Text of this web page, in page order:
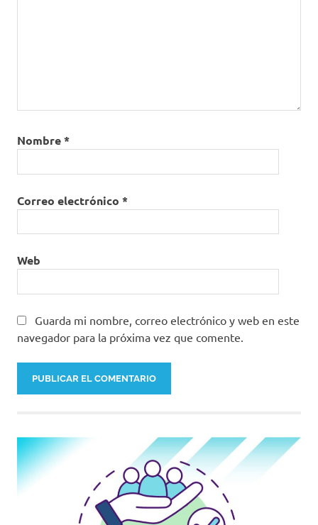
Diario
Salario
Legal
Vigente
Nombre*
Correo electrónico *
Web
Guarda mi nombre, correo electrónico y web en este
navegador para la próxima vez que comente.